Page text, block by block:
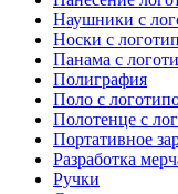
Наушники с
Носки с
Панама с
Полиграфия
Поло с
Полотенце с
Портативное
Разработка
Ручки